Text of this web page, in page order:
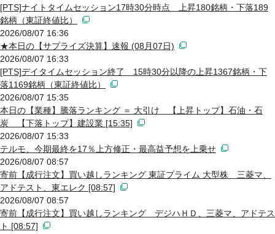
[PTS]ナイトタイムセッション17時30分時点 上昇180銘柄・下落189
銘柄（東証終値比）
2026/08/07 16:36
★本日の【サプライズ決算】速報 (08月07日)
2026/08/07 16:33
[PTS]デイタイムセッション終了 15時30分以降の上昇1367銘柄・下
落1169銘柄（東証終値比）
2026/08/07 15:35
本日の【業種】騰落ランキング ＝ 大引け 【上昇トップ】石油・石
炭 【下落トップ】建設業 [15:35]
2026/08/07 15:33
テルモ、今期最終を17％上方修正・最高益予想を上乗せ
2026/08/07 08:57
寄前【成行注文】買い越しランキング 東証プライム 大型株 三菱マ、
アドテスト、東エレク [08:57]
2026/08/07 08:57
寄前【成行注文】買い越しランキング デジハＨＤ、三菱マ、アドテス
ト [08:57]